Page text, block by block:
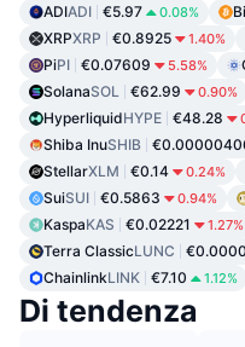
ADIADI €5.97 0.08%
XRPXRP €0.8925 1.40%
PiPI €0.07609 5.58%
SolanaSOL €62.99 0.90%
HyperliquidHYPE €48.28
Shiba InuSHIB
StellarXLM €0.14 0.24%
SuiSUI €0.5863 0.94%
KaspaKAS €0.02221 1.27%
Terra ClassicLUNC
ChainlinkLINK €7.10 1.12%
Di tendenza